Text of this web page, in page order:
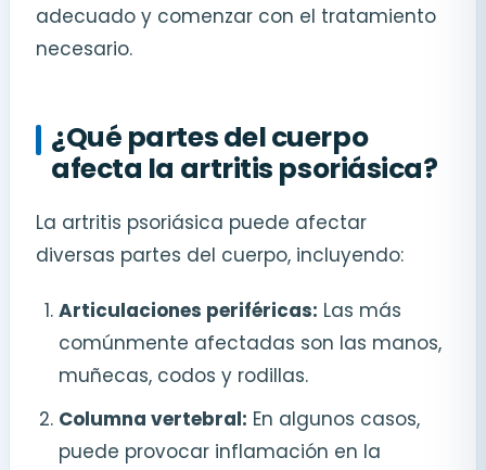
adecuado y comenzar con el tratamiento
necesario.
¿Qué partes del cuerpo
afecta la artritis psoriásica?
La artritis psoriásica puede afectar
diversas partes del cuerpo, incluyendo:
Articulaciones periféricas: Las más
comúnmente afectadas son las manos,
muñecas, codos y rodillas.
Columna vertebral: En algunos casos,
puede provocar inflamación en la